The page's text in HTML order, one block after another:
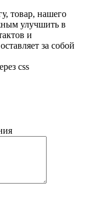
товар, нашего
улучшить в
и
за собой
css